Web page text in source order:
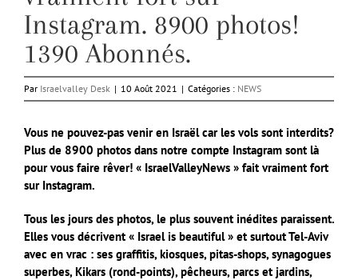
Instagram. 8900 photos!
1390 Abonnés.
Par Israelvalley Desk | 10 Août 2021 | Catégories : NEWS
Vous ne pouvez-pas venir en Israël car les vols sont interdits?
Plus de 8900 photos dans notre compte Instagram sont là
pour vous faire rêver! « IsraelValleyNews » fait vraiment fort
sur Instagram.
Tous les jours des photos, le plus souvent inédites paraissent.
Elles vous décrivent « Israel is beautiful » et surtout Tel-Aviv
avec en vrac : ses graffitis, kiosques, pitas-shops, synagogues
superbes, Kikars (rond-points), pêcheurs, parcs et jardins,